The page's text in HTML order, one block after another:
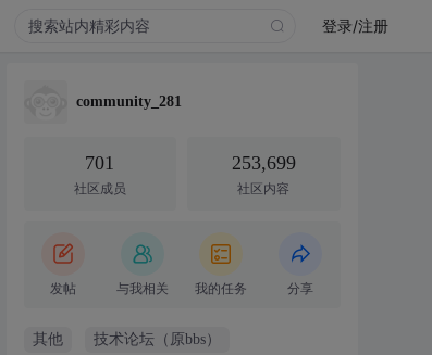
登录/注册
community_281
701
社区成员
253,699
社区内容
发帖 与我相关 我的任务 分享
其他 技术论坛（原bbs）